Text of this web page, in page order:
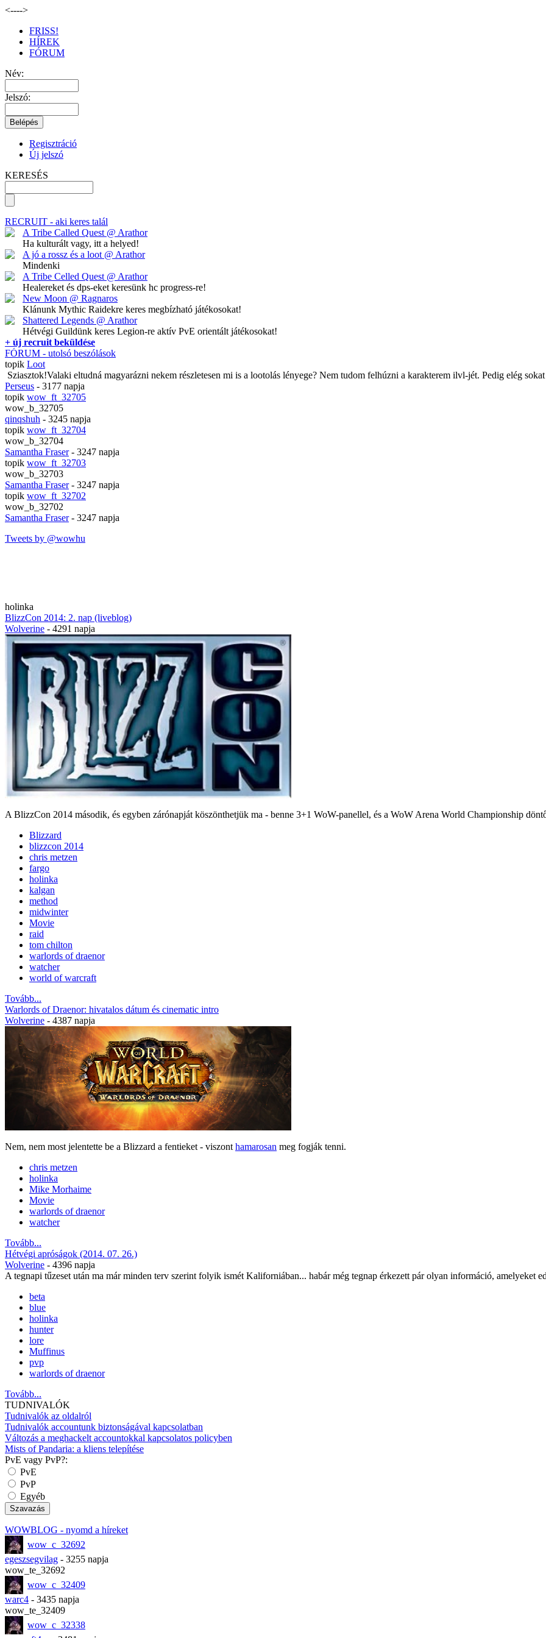
<---->
FRISS!
HÍREK
FÓRUM
Név:
Jelszó:
Regisztráció
Új jelszó
KERESÉS
RECRUIT - aki keres talál
A Tribe Called Quest @ Arathor
Ha kulturált vagy, itt a helyed!
A jó a rossz és a loot @ Arathor
Mindenki
A Tribe Celled Quest @ Arathor
Healereket és dps-eket keresünk hc progress-re!
New Moon @ Ragnaros
Klánunk Mythic Raidekre keres megbízható játékosokat!
Shattered Legends @ Arathor
Hétvégi Guildünk keres Legion-re aktív PvE orientált játékosokat!
+ új recruit beküldése
FÓRUM - utolsó beszólások
topik Loot
Sziasztok!Valaki eltudná magyarázni nekem részletesen mi is a lootolás lényege? Nem tudom felhúzni a karakterem ilvl-jét. Pedig elég
Perseus - 3177 napja
topik wow_ft_32705
wow_b_32705
qinqshuh - 3245 napja
topik wow_ft_32704
wow_b_32704
Samantha Fraser- 3247 napja
topik wow_ft_32703
wow_b_32703
Samantha Fraser- 3247 napja
topik wow_ft_32702
wow_b_32702
Samantha Fraser- 3247 napja
Tweets by @wowhu
holinka
BlizzCon 2014: 2. nap (liveblog)
Wolverine - 4291 napja
A BlizzCon 2014 második, és egyben zárónapját köszönthetjük ma - benne 3+1 WoW-panellel, és a WoW Arena World Championship
Blizzard
blizzcon 2014
chris metzen
fargo
holinka
kalgan
method
midwinter
Movie
raid
tom chilton
warlords of draenor
watcher
world of warcraft
Tovább...
Warlords of Draenor: hivatalos dátum és cinematic intro
Wolverine - 4387 napja
Nem, nem most jelentette be a Blizzard a fentieket - viszont hamarosan meg fogják tenni.
chris metzen
holinka
Mike Morhaime
Movie
warlords of draenor
watcher
Tovább...
Hétvégi apróságok (2014. 07. 26.)
Wolverine - 4396 napja
A tegnapi tűzeset után ma már minden terv szerint folyik ismét Kaliforniában... habár még tegnap érkezett pár olyan információ, amelyeket
beta
blue
holinka
hunter
lore
Muffinus
pvp
warlords of draenor
Tovább...
TUDNIVALÓK
Tudnivalók az oldalról
Tudnivalók accountunk biztonságával kapcsolatban
Változás a meghackelt accountokkal kapcsolatos policyben
Mists of Pandaria: a kliens telepítése
PvE vagy PvP?:
PvE
PvP
Egyéb
WOWBLOG - nyomd a híreket
wow_c_32692
egeszsegvilag - 3255 napja
wow_te_32692
wow_c_32409
warc4 - 3435 napja
wow_te_32409
wow_c_32338